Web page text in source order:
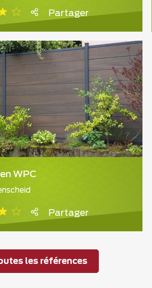
Partager
WPC
Partager
les références